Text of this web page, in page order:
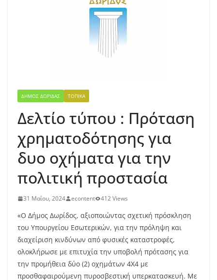
ΔΉΜΟΣ ΔΩΡΊΔΑΣ ΤΟΠΙΚΆ
Δελτίο τύπου : Πρόταση
χρηματοδότησης για
δυο οχήματα για την
πολιτική προστασία
31 Μαΐου, 2024 econtent 412 Views
«Ο Δήμος Δωρίδος, αξιοποιώντας σχετική πρόσκληση
του Υπουργείου Εσωτερικών, για την πρόληψη και
διαχείριση κινδύνων από φυσικές καταστροφές,
ολοκλήρωσε με επιτυχία την υποβολή πρότασης για
την προμήθεια δύο (2) οχημάτων 4Χ4 με
προσθαφαιρούμενη πυροσβεστική υπερκατασκευή. Με